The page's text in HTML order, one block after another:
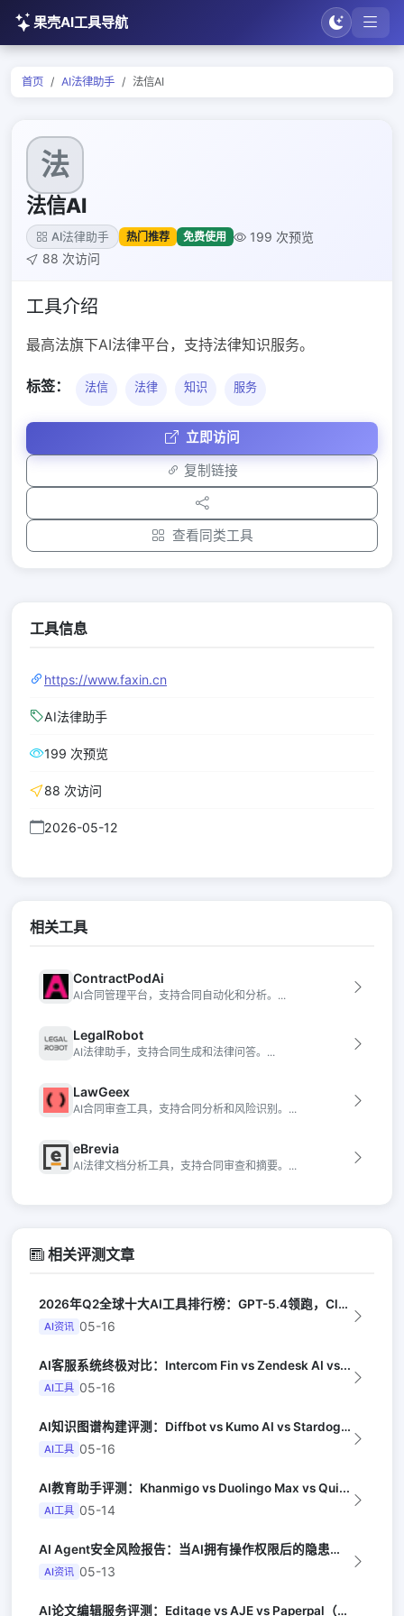
果壳AI工具导航
首页 AI法律助手 法信AI
法
法信AI
AI法律助手 热门推荐 免费使用
199 次预览
88 次访问
工具介绍
最高法旗下AI法律平台，支持法律知识服务。
标签： 法信 法律 知识 服务
立即访问
复制链接
查看同类工具
工具信息
https://www.faxin.cn
AI法律助手
199 次预览
88 次访问
2026-05-12
相关工具
ContractPodAi
AI合同管理平台，支持合同自动化和分析。...
LegalRobot
AI法律助手，支持合同生成和法律问答。...
LawGeex
AI合同审查工具，支持合同分析和风险识别。...
eBrevia
AI法律文档分析工具，支持合同审查和摘要。...
相关评测文章
2026年Q2全球十大AI工具排行榜：GPT-5.4领跑，Claude Opus...
AI资讯 05-16
AI客服系统终极对比：Intercom Fin vs Zendesk AI vs...
AI工具 05-16
AI知识图谱构建评测：Diffbot vs Kumo AI vs Stardog...
AI工具 05-16
AI教育助手评测：Khanmigo vs Duolingo Max vs Qui...
AI工具 05-14
AI Agent安全风险报告：当AI拥有操作权限后的隐患（OWASP）
AI资讯 05-13
AI论文编辑服务评测：Editage vs AJE vs Paperpal（Na...